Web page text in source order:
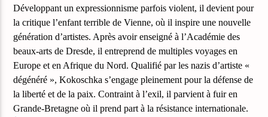
Développant un expressionnisme parfois violent, il devient pour
la critique l’enfant terrible de Vienne, où il inspire une nouvelle
génération d’artistes. Après avoir enseigné à l’Académie des
beaux-arts de Dresde, il entreprend de multiples voyagesen
Europe et en Afrique du Nord. Qualifié par les nazis d’artiste «
dégénéré », Kokoschka s’engage pleinement pour la défense de
la liberté et de la paix. Contraint à l’exil, il parvient à fuir en
Grande-Bretagne où il prend part àla résistance internationale.